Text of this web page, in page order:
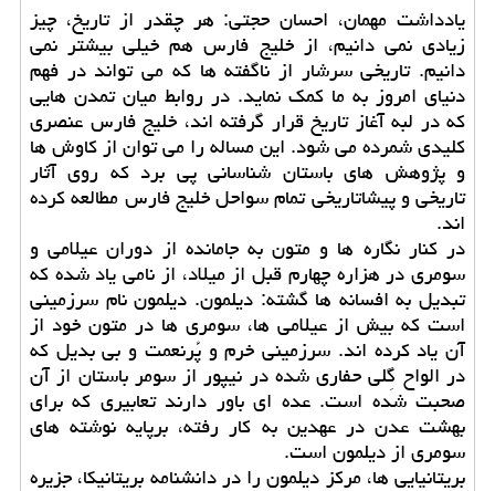
یادداشت مهمان، احسان حجتی: هر چقدر از تاریخ، چیز
زیادی نمی دانیم، از خلیج فارس هم خیلی بیشتر نمی
دانیم. تاریخی سرشار از ناگفته ها که می تواند در فهم
دنیای امروز به ما کمک نماید. در روابط میان تمدن هایی
که در لبه آغاز تاریخ قرار گرفته اند، خلیج فارس عنصری
کلیدی شمرده می شود. این مساله را می توان از کاوش ها
و پژوهش های باستان شناسانی پی برد که روی آثار
تاریخی و پیشاتاریخی تمام سواحل خلیج فارس مطالعه کرده
اند.
در کنار نگاره ها و متون به جامانده از دوران عیلامی و
سومری در هزاره چهارم قبل از میلاد، از نامی یاد شده که
تبدیل به افسانه ها گشته: دیلمون. دیلمون نام سرزمینی
است که بیش از عیلامی ها، سومری ها در متون خود از
آن یاد کرده اند. سرزمینی خرم و پُرنعمت و بی بدیل که
در الواح گِلی حفاری شده در نیپور از سومر باستان از آن
صحبت شده است. عده ای باور دارند تعابیری که برای
بهشت عدن در عهدین به کار رفته، برپایه نوشته های
سومری از دیلمون است.
بریتانیایی ها، مرکز دیلمون را در دانشنامه بریتانیکا، جزیره